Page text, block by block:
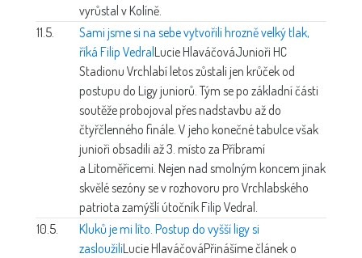
vyrůstal v Kolíně.
11.5.
Sami jsme si na sebe vytvořili hrozně velký tlak,
říká Filip VedralLucie HlaváčováJunioři HC
Stadionu Vrchlabí letos zůstali jen krůček od
postupu do Ligy juniorů. Tým se po základní části
soutěže probojoval přes nadstavbu až do
čtyřčlenného finále. V jeho konečné tabulce však
junioři obsadili až 3. místo za Příbramí
a Litoměřicemi. Nejen nad smolným koncem jinak
skvělé sezóny se v rozhovoru pro Vrchlabského
patriota zamýšlí útočník Filip Vedral.
10.5.
Kluků je mi líto. Postup do vyšší ligy si
zasloužiliLucie HlaváčováPřinášíme článek o